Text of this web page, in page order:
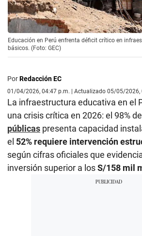
Educación en Perú enfrenta déficit crítico en
básicos. (Foto: GEC)
PorRedacción EC
01/04/2026, 04:47 p.m. | Actualizado 05/05/2026,
La infraestructura educativa en el
una crisis crítica en 2026: el 98%
públicas presenta capacidad
el 52% requiere intervención
según cifras oficiales que
inversión superior a losS/158 mil